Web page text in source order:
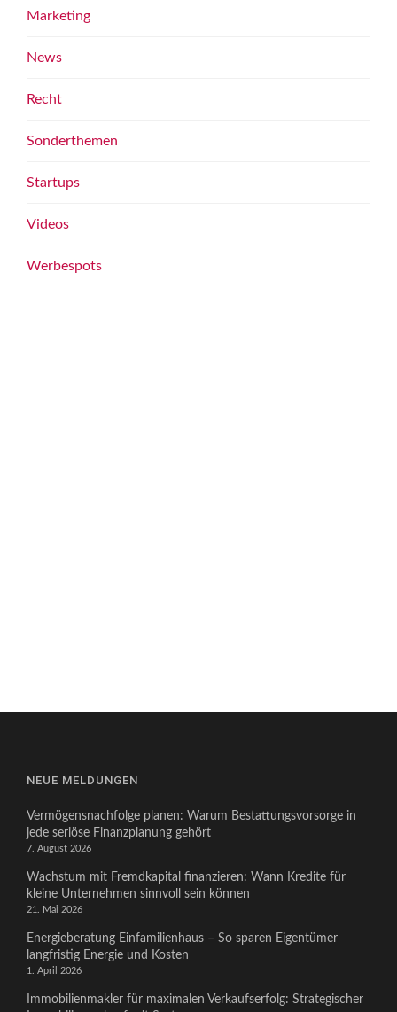
Marketing
News
Recht
Sonderthemen
Startups
Videos
Werbespots
NEUE MELDUNGEN
Vermögensnachfolge planen: Warum Bestattungsvorsorge in
jede seriöse Finanzplanung gehört
7. August 2026
Wachstum mit Fremdkapital finanzieren: Wann Kredite für
kleine Unternehmen sinnvoll sein können
21. Mai 2026
Energieberatung Einfamilienhaus – So sparen Eigentümer
langfristig Energie und Kosten
1. April 2026
Immobilienmakler für maximalen Verkaufserfolg: Strategischer